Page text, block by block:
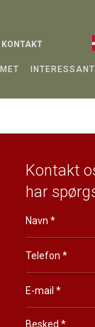
KONTAKT
Kontakt
har